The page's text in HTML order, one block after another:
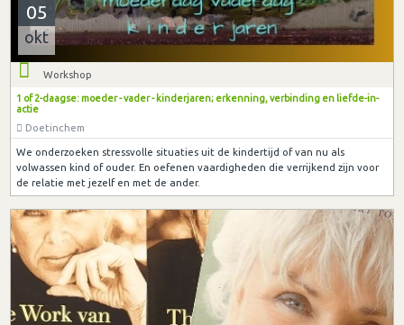
05
okt
Workshop
1 of 2-daagse: moeder - vader - kinderjaren; erkenning, verbinding en liefde-in-
actie
Doetinchem
We onderzoeken stressvolle situaties uit de kindertijd of van nu als
volwassen kind of ouder. En oefenen vaardigheden die verrijkend zijn voor
de relatie met jezelf en met de ander.